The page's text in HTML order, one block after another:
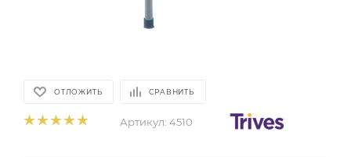
ОТЛОЖИТЬ СРАВНИТЬ
Артикул: 4510